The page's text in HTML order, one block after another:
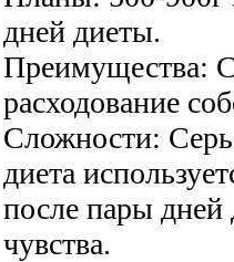
дней диеты.
Преимущества:
расходование
Сложности:
диета
после пары дней
чувства.